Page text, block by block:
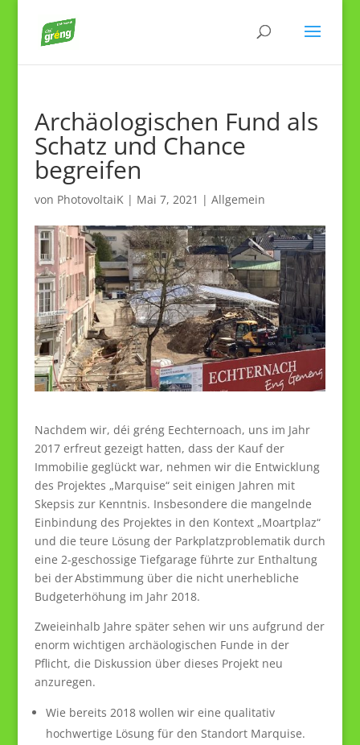
Archäologischen Fund als
Schatz und Chance
begreifen
von PhotovoltaiK| Mai 7, 2021 | Allgemein
Nachdem wir, déi gréng Eechternoach, uns im Jahr
2017 erfreut gezeigt hatten, dass der Kauf der
Immobilie geglückt war, nehmen wir die Entwicklung
des Projektes „Marquise“ seit einigen Jahren mit
Skepsis zur Kenntnis. Insbesondere die mangelnde
Einbindung des Projektes in den Kontext „Moartplaz“
und die teure Lösung der Parkplatzproblematik durch
eine 2-geschossige Tiefgarage führte zur Enthaltung
bei der Abstimmung über die nicht unerhebliche
Budgeterhöhung im Jahr 2018.
Zweieinhalb Jahre später sehen wir uns aufgrund der
enorm wichtigen archäologischen Funde in der
Pflicht, die Diskussion über dieses Projekt neu
anzuregen.
Wie bereits 2018 wollen wir eine qualitativ
hochwertige Lösung für den Standort Marquise.